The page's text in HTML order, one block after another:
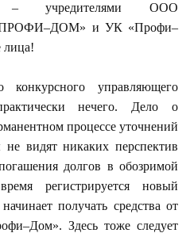
– учредителями ООО
и УК «Профи–
лица!
конкурсного управляющего
нечего. Дело о
процессе уточнений
не видят никаких перспектив
долгов в обозримой
регистрируется новый
получать средства от
Здесь тоже следует